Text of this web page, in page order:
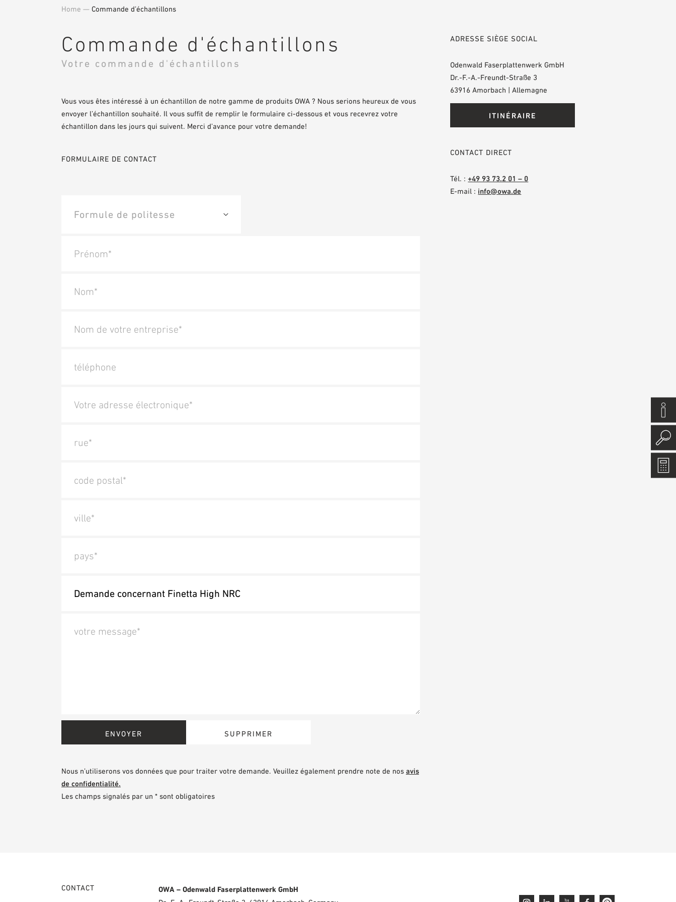
Home — Commande d’échantillons
Commande d'échantillons
Votre commande d'échantillons
Vous vous êtes intéressé à un échantillon de notre gamme de produits OWA ? Nous serions heureux de vous
envoyer l’échantillon souhaité. Il vous suffit de remplir le formulaire ci-dessous et vous recevrez votre
échantillon dans les jours qui suivent. Merci d’avance pour votre demande!
FORMULAIRE DE CONTACT
Prénom*
Nom*
Nom de votre entreprise*
téléphone
Votre adresse électronique*
rue*
code postal*
ville*
pays*
votre message*
Nous n’utiliserons vos données que pour traiter votre demande. Veuillez également prendre note de nos avis
de confidentialité.
Les champs signalés par un * sont obligatoires
ADRESSE SIÈGE SOCIAL
Odenwald Faserplattenwerk GmbH
Dr.-F.-A.-Freundt-Straße 3
63916 Amorbach | Allemagne
ITINÉRAIRE
CONTACT DIRECT
Tél. :+49 93 73.2 01 – 0
E-mail : info@owa.de
CONTACT OWA – Odenwald Faserplattenwerk GmbH